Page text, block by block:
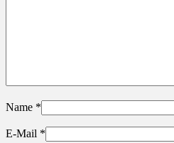
Name *
E-Mail *